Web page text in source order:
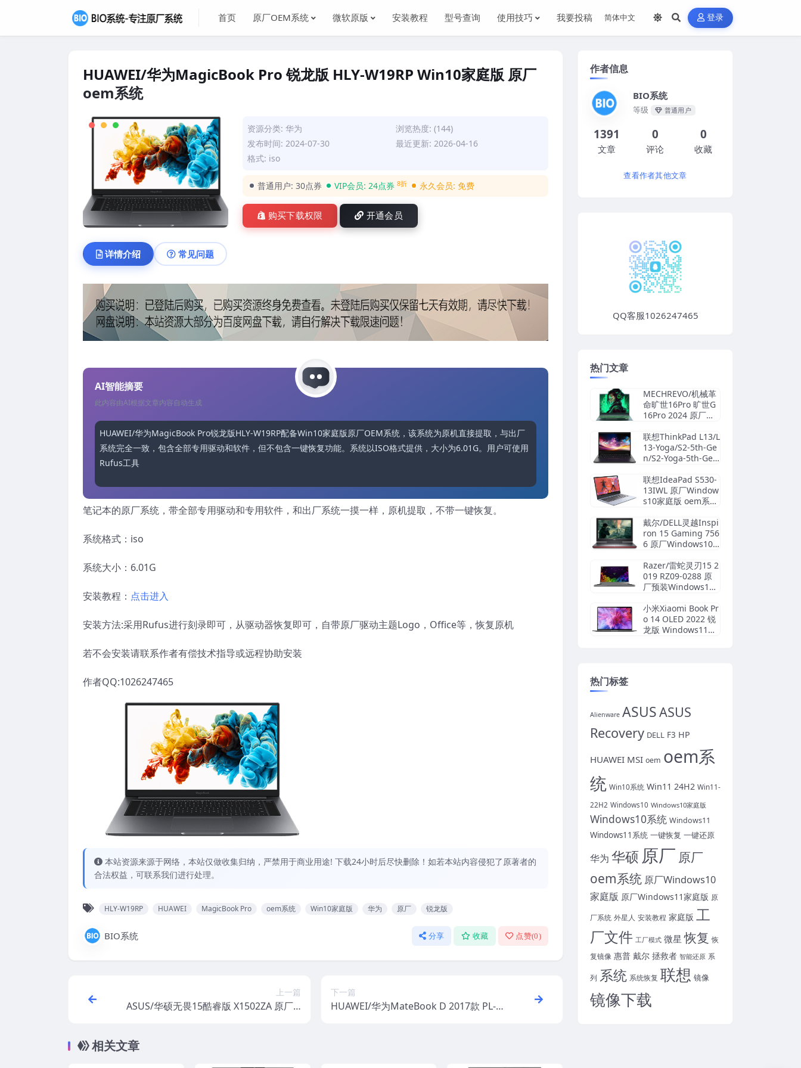
首页 原厂OEM系统 微软原版 安装教程 型号查询 使用技巧 我要投稿 登录
HUAWEI/华为MagicBook Pro 锐龙版 HLY-W19RP Win10家庭版 原厂
oem系统
资源分类:华为
浏览热度: (144)
发布时间: 2024-07-30
最近更新: 2026-04-16
格式: iso
普通用户:30点券 VIP会员:24点券 8折 永久会员:免费
购买下载权限 开通会员
详情介绍 常见问题
AI智能摘要
此内容由AI根据文章内容自动生成
HUAWEI/华为MagicBook Pro锐龙版HLY-W19RP配备Win10家庭版原厂OEM系统，该系统为原机直接提取，与出厂
系统完全一致，包含全部专用驱动和软件，但不包含一键恢复功能。系统以ISO格式提供，大小为6.01G。用户可使用
Rufus工具进行刻录，并从驱动器恢复
笔记本的原厂系统，带全部专用驱动和专用软件，和出厂系统一摸一样，原机提取，不带一键恢复。
系统格式：iso
系统大小：6.01G
安装教程： 点击进入
安装方法:采用Rufus进行刻录即可，从驱动器恢复即可，自带原厂驱动主题Logo，Office等，恢复原机
若不会安装请联系作者有偿技术指导或远程协助安装
作者QQ:1026247465
本站资源来源于网络，本站仅做收集归纳，严禁用于商业用途! 下载24小时后尽快删除！如若本站内容侵犯了原著者的
合法权益，可联系我们进行处理。
HLY-W19RP HUAWEI MagicBook Pro oem系统 Win10家庭版 华为 原厂 锐龙版
BIO系统 分享 收藏 点赞(0)
上一篇
ASUS/华硕无畏15酷睿版 X1502ZA 原厂w
下一篇
HUAWEI/华为MateBook D 2017款 PL-W
相关文章
作者信息
BIO系统
等级 普通用户
1391
文章
0
评论
0
收藏
查看作者其他文章
QQ客服1026247465
热门文章
MECHREVO/机械革
命旷世16Pro 旷世G
16Pro 2024 原厂Wi
系统镜像下载
联想ThinkPad L13/L
13-Yoga/S2-5th-Ge
n/S2-Yoga-5th-Gen
庭版 oem系统镜像
下载
联想IdeaPad S530-
13IWL 原厂Window
s10家庭版 oem系统
戴尔/DELL灵越Inspi
ron 15 Gaming 756
6 原厂Windows10
12功能
Razer/雷蛇灵刃15 2
019 RZ09-0288 原
厂预装Windows10
小米Xiaomi Book Pr
o 14 OLED 2022 锐
龙版 Windows11系
热门标签
Alienware ASUSASUS
Recovery DELL F3 HP
HUAWEI MSI oem oem系
统 Win10系统 Win11 24H2 Win11-
22H2 Windows10 Windows10家庭版
Windows10系统 Windows11
Windows11系统 一键恢复 一键还原
华为 华硕 原厂 原厂
oem系统 原厂Windows10
家庭版 原厂Windows11家庭版 原
厂系统 外星人 安装教程 家庭版 工
厂文件 工厂模式 微星 恢复 恢
复镜像 惠普 戴尔 拯救者 智能还原 系
列 系统 系统恢复 联想 镜像
镜像下载